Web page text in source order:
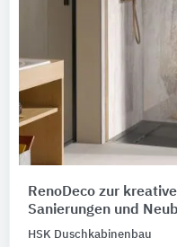
RenoDeco zur
Sanierungen und
HSK Duschkabinenbau